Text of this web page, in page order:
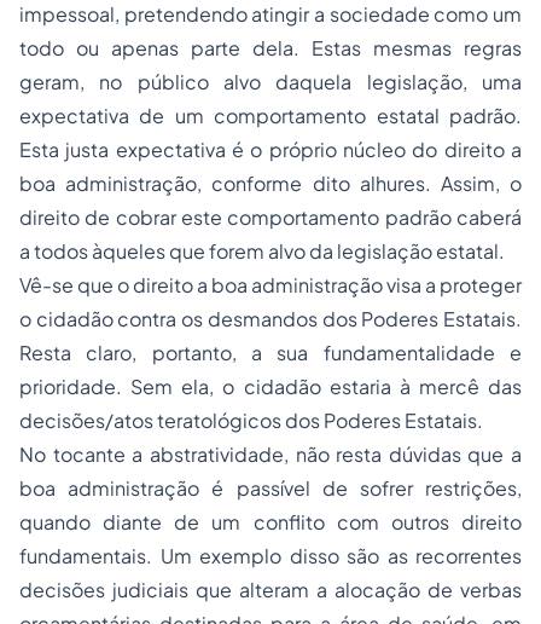
impessoal, pretendendo atingir a sociedade como um
todo ou apenas parte dela. Estas mesmas regras
geram, no público alvo daquela legislação, uma
expectativa de um comportamento estatal padrão.
Esta justa expectativa é o próprio núcleo do direito a
boa administração, conforme dito alhures. Assim, o
direito de cobrar este comportamento padrão caberá
a todos àqueles que forem alvo da legislação estatal.
Vê-se que o direito a boa administração visa a proteger
o cidadão contra os desmandos dos Poderes Estatais.
Resta claro, portanto, a sua fundamentalidade e
prioridade. Sem ela, o cidadão estaria à mercê das
decisões/atos teratológicos dos Poderes Estatais.
No tocante a abstratividade, não resta dúvidas que a
boa administração é passível de sofrer restrições,
quando diante de um conflito com outros direito
fundamentais. Um exemplo disso são as recorrentes
decisões judiciais que alteram a alocação de verbas